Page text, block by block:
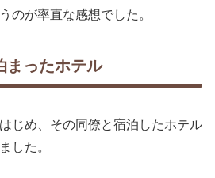
のが率直な感想でした。
まったホテル
じめ、その同僚と宿泊したホテル
した。